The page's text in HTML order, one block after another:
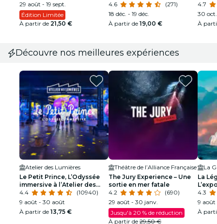
29 août - 19 sept.
Édition Limitée
À partir de 21,50 €
4.6
(271)
18 déc. - 19 déc.
À partir de 19,00 €
4.7
30 oct.
À
Découvre nos meilleures expériences
Atelier des Lumières
Le Petit Prince, L’Odyssée
immersive à l’Atelier des
Lumières
4.4
(10940)
9 août - 30 août
À partir de 13,75 €
Théâtre de l’Alliance Française
The Jury Experience – Une
sortie en mer fatale
4.2
(690)
29 août - 30 janv.
Jusqu'à 20 % de réduction
À partir de 29,50 €
La
La
4.3
9 août
À